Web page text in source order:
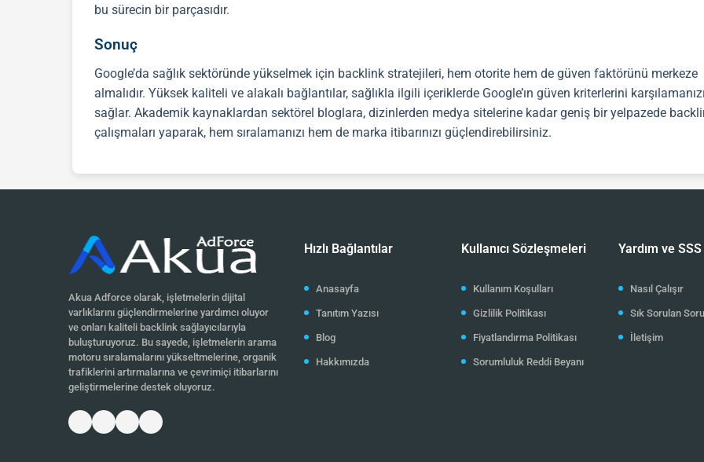
bu sürecin bir parçasıdır.
Sonuç
Google’da sağlık sektöründe yükselmek için backlinkstratejileri, hem otorite hem de güven faktörünü merkeze
almalıdır. Yüksek kaliteli ve alakalı bağlantılar, sağlıkla ilgili içeriklerde Google’ın güven kriterlerini karşılamanızı
sağlar. Akademik kaynaklardan sektörel bloglara, dizinlerden medya sitelerine kadar geniş bir yelpazede
çalışmaları yaparak, hem sıralamanızı hem de marka itibarınızı güçlendirebilirsiniz.
Akua Adforce olarak, işletmelerin dijital
varlıklarını güçlendirmelerine yardımcı oluyor
ve onları kaliteli backlink sağlayıcılarıyla
buluşturuyoruz. Bu sayede, işletmelerin arama
motoru sıralamalarını yükseltmelerine, organik
trafiklerini artırmalarına ve çevrimiçi itibarlarını
geliştirmelerine destek oluyoruz.
Hızlı Bağlantılar
Anasayfa
Tanıtım Yazısı
Blog
Hakkımızda
Kullanıcı Sözleşmeleri
Kullanım Koşulları
Gizlilik Politikası
Fiyatlandırma Politikası
Sorumluluk Reddi Beyanı
Yardım ve SSS
Nasıl Çalışır
Sık Sorulan
İletişim